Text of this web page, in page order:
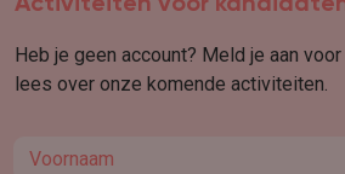
Activiteiten voor
Heb je geen account? Meld je aan
lees over onze komende activiteiten.
First name